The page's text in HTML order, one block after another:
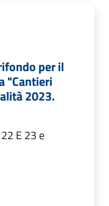
per il
"Cantieri
2023.
E 23 e